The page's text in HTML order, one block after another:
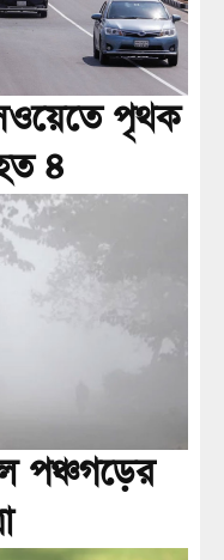
পৃথক
৪
পঞ্চগড়ের